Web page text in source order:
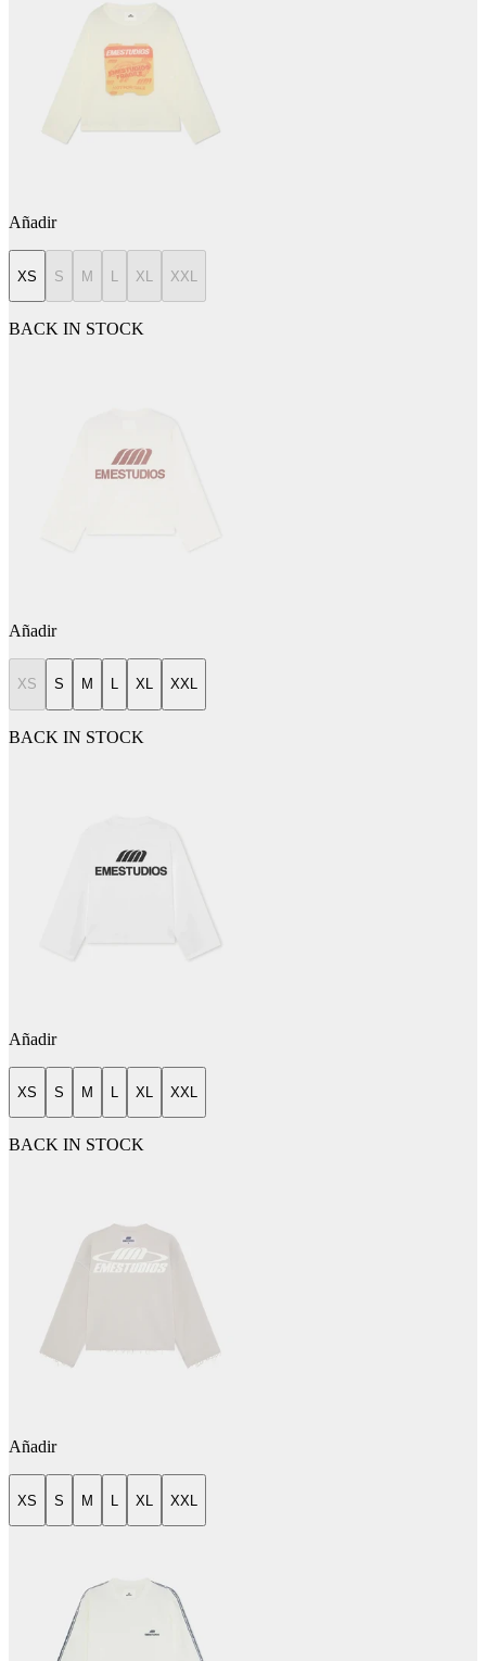
Añadir
XS S M L XL XXL
BACK IN STOCK
Añadir
XS S M L XL XXL
BACK IN STOCK
Añadir
XS S M XL XXL
BACK IN STOCK
Añadir
XS S M L XL XXL